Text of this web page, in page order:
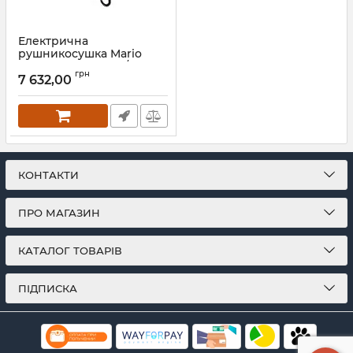
Електрична
рушникосушка Mario
Тристар-I 600х445/55 TR
чорний мат
Артикул:2.3.0505.11.P-BM
7 632,00 грн
КОНТАКТИ
ПРО МАГАЗИН
КАТАЛОГ ТОВАРІВ
ПІДПИСКА